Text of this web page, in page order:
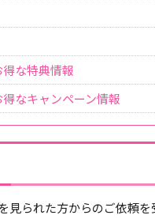
な特典情報
なキャンペーン情報
見られた方からのご依頼